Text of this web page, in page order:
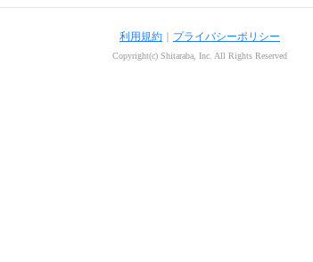
利用規約 プライバシーポリシー
Copyright(c) Shitaraba, Inc. All Rights Reserved